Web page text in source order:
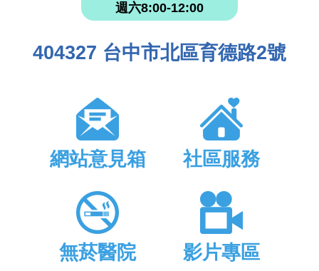
週六8:00-12:00
404327 台中市北區育德路2號
網站意見箱 社區服務
無菸醫院 影片專區